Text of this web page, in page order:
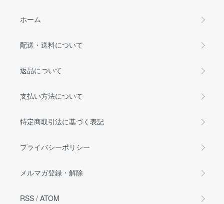
ホーム
配送・送料について
返品について
支払い方法について
特定商取引法に基づく表記
プライバシーポリシー
メルマガ登録・解除
RSS / ATOM